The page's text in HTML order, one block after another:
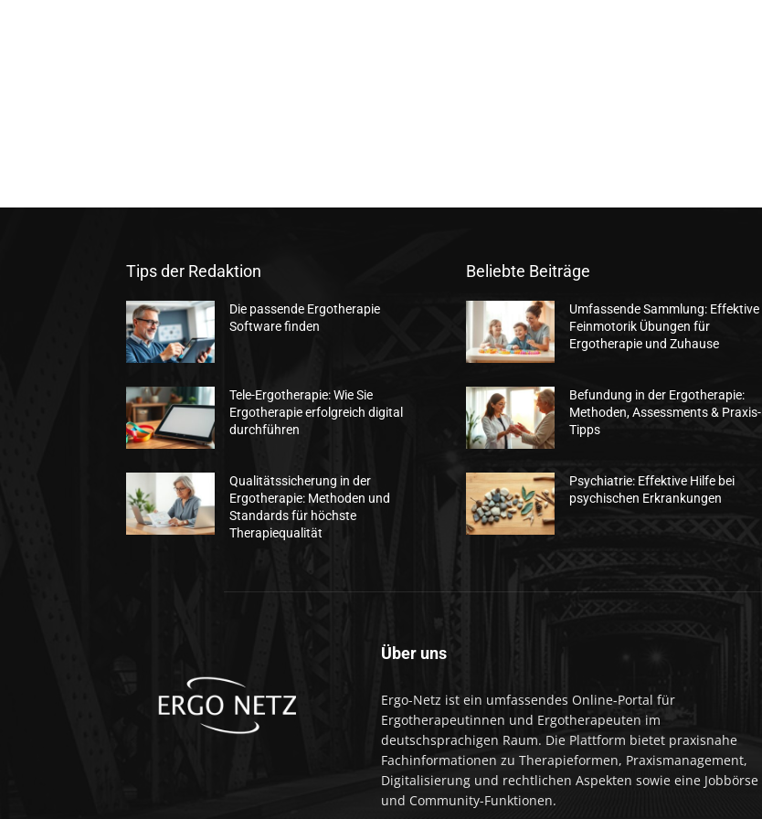
Tips der Redaktion
Die passende Ergotherapie
Software finden
Tele-Ergotherapie: Wie Sie
Ergotherapie erfolgreich digital
durchführen
Qualitätssicherung in der
Ergotherapie: Methoden und
Standards für höchste
Therapiequalität
Beliebte Beiträge
Umfassende Sammlung: Effektive
Feinmotorik Übungen für
Ergotherapie und Zuhause
Befundung in der Ergotherapie:
Methoden, Assessments & Praxis-
Tipps
Psychiatrie: Effektive Hilfe bei
psychischen Erkrankungen
Über uns
Ergo-Netz ist ein umfassendes Online-Portal für
Ergotherapeutinnen und Ergotherapeuten im
deutschsprachigen Raum. Die Plattform bietet praxisnahe
Fachinformationen zu Therapieformen, Praxismanagement,
Digitalisierung und rechtlichen Aspekten sowie eine Jobbörse
und Community-Funktionen.